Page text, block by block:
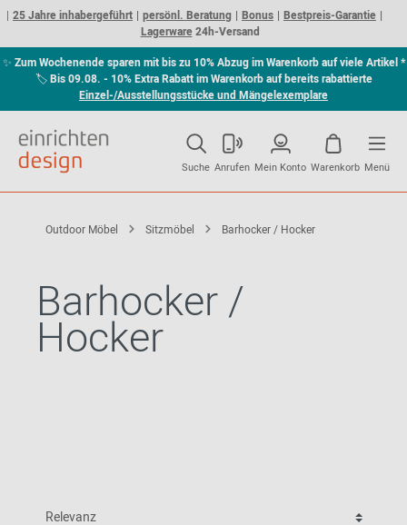
25 Jahre inhabergeführt persönl. Beratung Bonus
Bestpreis-Garantie
Lagerware24h-Versand
✨ Zum Wochenende sparen mit bis zu 10% Abzug im Warenkorb auf viele Artikel *
🏷Bis 09.08. - 10% Extra Rabatt im Warenkorb auf bereits rabattierte
Einzel-/Ausstellungsstücke und Mängelexemplare
Suche Anrufen Mein Konto Warenkorb Menü
Outdoor Möbel Sitzmöbel Barhocker / Hocker
Barhocker /
Hocker